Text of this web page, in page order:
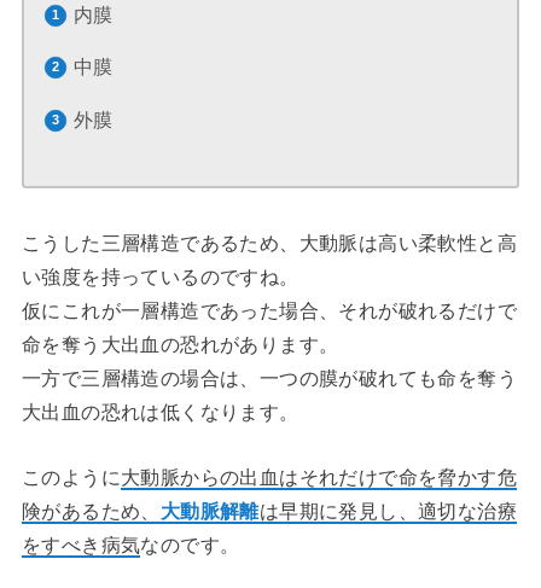
内膜
中膜
外膜
こうした三層構造であるため、大動脈は高い柔軟性と高
い強度を持っているのですね。
仮にこれが一層構造であった場合、それが破れるだけで
命を奪う大出血の恐れがあります。
一方で三層構造の場合は、一つの膜が破れても命を奪う
大出血の恐れは低くなります。
このように大動脈からの出血はそれだけで命を脅かす危
険があるため、 大動脈解離は早期に発見し、適切な治療
をすべき病気なのです。